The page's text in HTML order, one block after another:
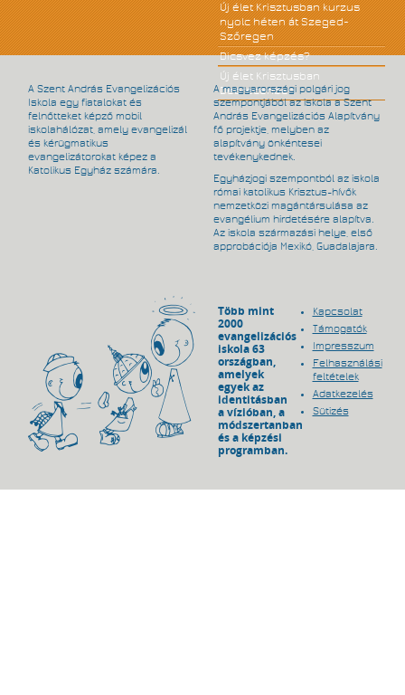
Új élet Krisztusban kurzus
nyolc héten át Szeged-
Szőregen
Dicsvez képzés?
Új élet Krisztusban
Debrecenben
A Szent András Evangelizációs
Iskola egy fiatalokat és
felnőtteket képző mobil
iskolahálózat, amely evangelizál
és kérügmatikus
evangelizátorokat képez a
Katolikus Egyház számára.
A magyarországi polgári jog
szempontjából az iskola a Szent
András Evangelizációs Alapítvány
fő projektje, melyben az
alapítvány önkéntesei
tevékenykednek.
Egyházjogi szempontból az iskola
római katolikus Krisztus-hívők
nemzetközi magántársulása az
evangélium hirdetésére alapítva.
Az iskola származási helye, első
approbációja Mexikó, Guadalajara.
Több mint
2000
evangelizációs
iskola 63
országban,
amelyek
egyek az
identitásban
a vízióban, a
módszertanban
és a képzési
programban.
Kapcsolat
Támogatók
Impresszum
Felhasználási
feltételek
Adatkezelés
Sütizés